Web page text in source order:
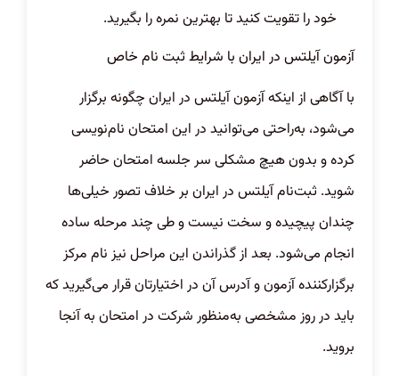
خود را تقویت کنید تا بهترین نمره را بگیرید.
آزمون آیلتس در ایران با شرایط ثبت نام خاص
با آگاهی از اینکه آزمون آیلتس در ایران چگونه برگزار
می‌شود، به‌راحتی می‌توانید در این امتحان نام‌نویسی
کرده و بدون هیچ مشکلی سر جلسه امتحان حاضر
شوید. ثبت‌نام آیلتس در ایران بر خلاف تصور خیلی‌ها
چندان پیچیده و سخت نیست و طی چند مرحله ساده
انجام می‌شود. بعد از گذراندن این مراحل نیز نام مرکز
برگزارکننده آزمون و آدرس آن در اختیارتان قرار می‌گیرید که
باید در روز مشخصی به‌منظور شرکت در امتحان به آنجا
بروید.